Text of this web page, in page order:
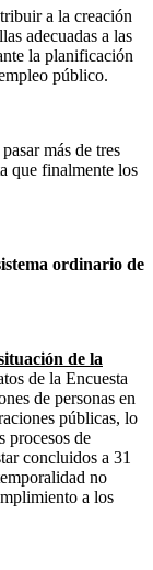
a la creación
adecuadas a las
la planificación
público.
más de tres
que finalmente los
ordinario de
de la
de la Encuesta
de personas en
públicas, lo
procesos de
concluidos a 31
no
a los